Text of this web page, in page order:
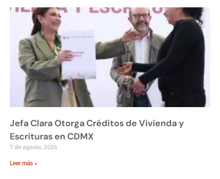
Jefa Clara Otorga Créditos de Vivienda y
Escrituras en CDMX
7 de agosto, 2026
Leer más »